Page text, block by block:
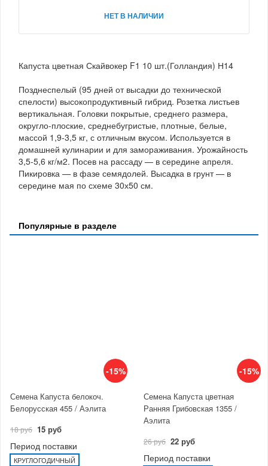
НЕТ В НАЛИЧИИ
Капуста цветная Скайвокер F1 10 шт.(Голландия) Н14
Позднеспелый (95 дней от высадки до технической
спелости) высокопродуктивный гибрид. Розетка листьев
вертикальная. Головки покрытые, среднего размера,
округло-плоские, среднебугристые, плотные, белые,
массой 1,9-3,5 кг, с отличным вкусом. Используется в
домашней кулинарии и для замораживания. Урожайность
3,5-5,6 кг/м2. Посев на рассаду — в середине апреля.
Пикировка — в фазе семядолей. Высадка в грунт — в
середине мая по схеме 30х50 см.
Популярные в разделе
-15%
Семена Капуста белокоч.
Белорусская 455 / Аэлита
18 руб 15 руб
Период поставки
КРУГЛОГОДИЧНЫЙ
-15%
Семена Капуста цветная
Ранняя Грибовская 1355 /
Аэлита
26 руб 22 руб
Период поставки